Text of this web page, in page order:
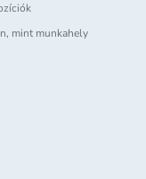
verát vagy
táplálják
maradjon.
mint munkahely